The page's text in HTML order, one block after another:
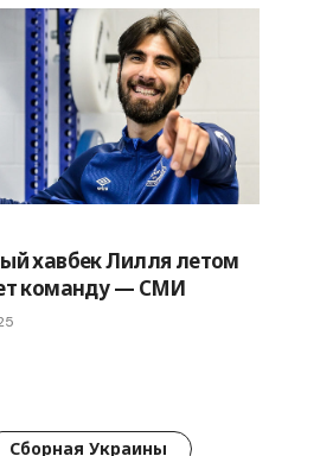
хавбек Лилля летом
команду — СМИ
Сборная Украины